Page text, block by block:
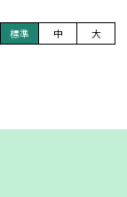
標準 中 大